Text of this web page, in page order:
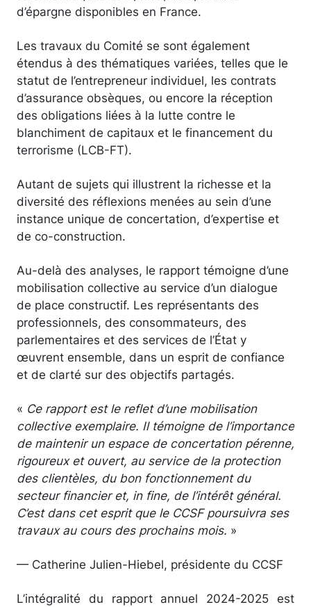
d’épargne disponibles en France.
Les travaux du Comité se sont également
étendus à des thématiques variées, telles que le
statut de l’entrepreneur individuel, les contrats
d’assurance obsèques, ou encore la réception
des obligations liées à la lutte contre le
blanchiment de capitaux et le financement du
terrorisme (LCB-FT).
Autant de sujets qui illustrent la richesse et la
diversité des réflexions menées au sein d’une
instance unique de concertation, d’expertise et
de co-construction.
Au-delà des analyses, le rapport témoigne d’une
mobilisation collective au service d’un dialogue
de place constructif. Les représentants des
professionnels, des consommateurs, des
parlementaires et des services de l’État y
œuvrent ensemble, dans un esprit de confiance
et de clarté sur des objectifs partagés.
« Ce rapport est le reflet d’une mobilisation
collective exemplaire. Il témoigne de l’importance
de maintenir un espace de concertation pérenne,
rigoureux et ouvert, au service de la protection
des clientèles, du bon fonctionnement du
secteur financier et, in fine, de l’intérêt général.
C’est dans cet esprit que le CCSF poursuivra ses
travaux au cours des prochains mois. »
— Catherine Julien-Hiebel, présidente du CCSF
L’intégralité du rapport annuel 2024-2025 est